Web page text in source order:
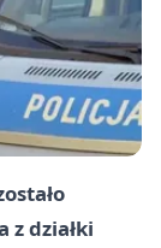
z działki